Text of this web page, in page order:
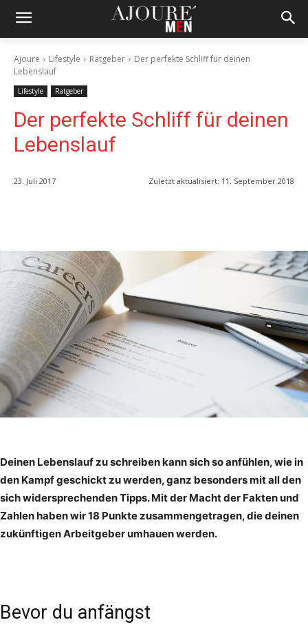
Ajoure Lifestyle Ratgeber
Der perfekte Schliff für deinen
Lebenslauf
Lifestyle Ratgeber
Der perfekte Schliff für deinen
Lebenslauf
23. Juli 2017 Zuletzt aktualisiert: 11. September 2018
Deinen Lebenslauf zu schreiben kann sich so anfühlen, wie in
den Kampf geschickt zu werden, ganz besonders mit all den
sich widersprechenden Tipps. Mit der Macht der Fakten und
Zahlen haben wir 18 Punkte zusammengetragen, die deinen
zukünftigen Arbeitgeber umhauen werden.
Bevor du anfängst